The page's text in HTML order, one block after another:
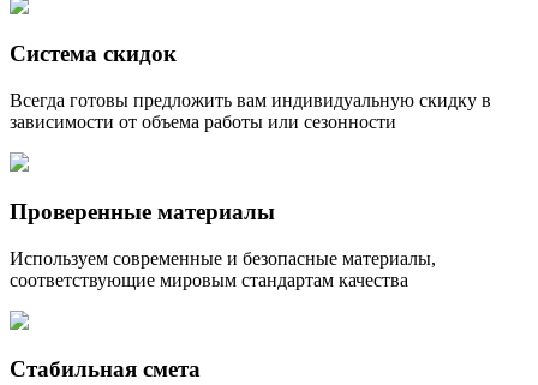
Система скидок
Всегда готовы предложить вам индивидуальную скидку в
зависимости от объема работы или сезонности
Проверенные материалы
Используем современные и безопасные материалы,
соответствующие мировым стандартам качества
Стабильная смета